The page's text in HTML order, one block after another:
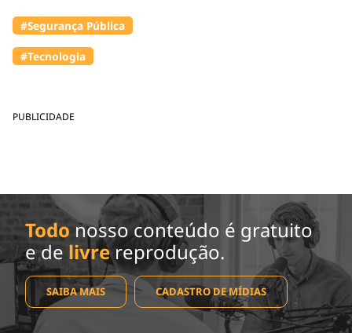
PUBLICIDADE
#Segurança Pública
#Tecnologia
Todo nosso conteúdo é gratuito
e de livrereprodução.
SAIBA MAIS CADASTRO DE MÍDIAS